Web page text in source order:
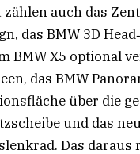
zählen auch das
das BMW 3D
BMW X5 optional
das BMW
über die
und das
Das daraus